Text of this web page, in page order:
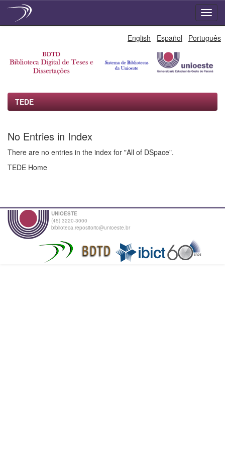
English Español Português
TEDE
No Entries in Index
There are no entries in the index for "All of DSpace".
TEDE Home
UNIOESTE
(45) 3220-3000
biblioteca.repositorio@unioeste.br